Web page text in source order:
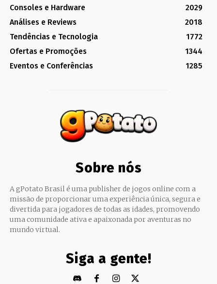
Consoles e Hardware
2029
Análises e Reviews
2018
Tendências e Tecnologia
1772
Ofertas e Promoções
1344
Eventos e Conferências
1285
Sobre nós
A gPotato Brasil é uma publisher de jogos online com a
missão de proporcionar uma experiência única, segura e
divertida para jogadores de todas as idades, promovendo
uma comunidade ativa e apaixonada por aventuras no
mundo virtual.
Siga a gente!